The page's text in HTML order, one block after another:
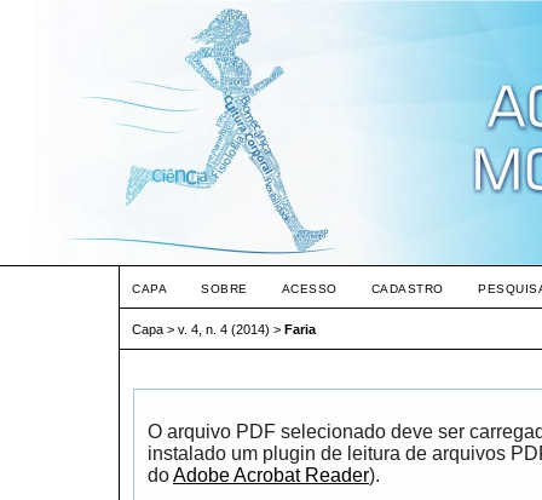
CAPA SOBRE ACESSO CADASTRO
Capa > v. 4, n. 4 (2014) > Faria
O arquivo PDF selecionado deve ser
instalado um plugin de leitura de arquivos
doAdobe Acrobat Reader).